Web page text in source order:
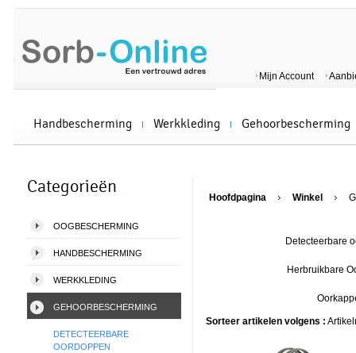
Mijn Account
Handbescherming Werkkleding Gehoorbescherming
Categorieën
OOGBESCHERMING
HANDBESCHERMING
WERKKLEDING
GEHOORBESCHERMING
DETECTEERBARE
OORDOPPEN
Hoofdpagina Winkel
Detecteerbare
Herbruikbare
Sorteer artikelen volgens :